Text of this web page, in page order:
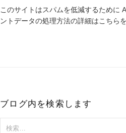
このサイトはスパムを低減するために
ントデータの処理方法の詳細はこちら
ブログ内を検索します